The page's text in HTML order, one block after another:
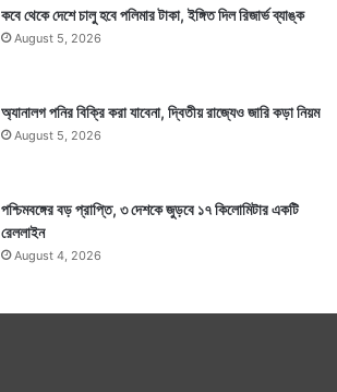
কবে থেকে দেশে চালু হবে পলিমার টাকা, ইঙ্গিত দিল রিজার্ভ ব্যাঙ্ক
August 5, 2026
অ্যানালগ পনির বিক্রি করা যাবেনা, দ্বিতীয় রাজ্যেও জারি কড়া নিয়ম
August 5, 2026
পশ্চিমবঙ্গের বড় প্রাপ্তি, ৩ দেশকে জুড়বে ১৭ কিলোমিটার একটি
রেললাইন
August 4, 2026